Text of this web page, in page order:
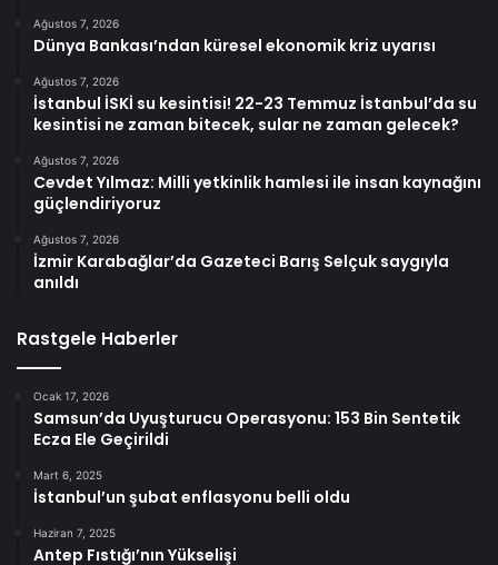
Ağustos 7, 2026
Dünya Bankası’ndan küresel ekonomik kriz uyarısı
Ağustos 7, 2026
İstanbul İSKİ su kesintisi! 22-23 Temmuz İstanbul’da su
kesintisi ne zaman bitecek, sular ne zaman gelecek?
Ağustos 7, 2026
Cevdet Yılmaz: Milli yetkinlik hamlesi ile insan kaynağını
güçlendiriyoruz
Ağustos 7, 2026
İzmir Karabağlar’da Gazeteci Barış Selçuk saygıyla
anıldı
Rastgele Haberler
Ocak 17, 2026
Samsun’da Uyuşturucu Operasyonu: 153 Bin Sentetik
Ecza Ele Geçirildi
Mart 6, 2025
İstanbul’un şubat enflasyonu belli oldu
Haziran 7, 2025
Antep Fıstığı’nın Yükselişi